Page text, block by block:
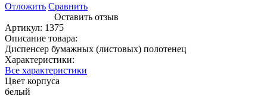
Отложить Сравнить
Оставить отзыв
Артикул: 1375
Описание товара:
Диспенсер бумажных (листовых) полотенец
Характеристики:
Все характеристики
Цвет корпуса
белый